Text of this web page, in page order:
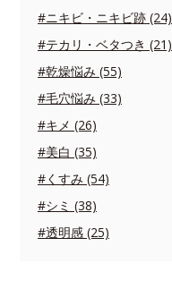
#ニキビ・ニキビ跡 (24)
#テカリ・ベタつき (21)
#乾燥悩み (55)
#毛穴悩み (33)
#キメ (26)
#美白 (35)
#くすみ (54)
#シミ (38)
#透明感 (25)